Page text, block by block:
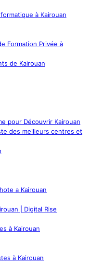
à Kairouan
Formation Privée à
de Kairouan
pour Découvrir Kairouan
des meilleurs centres et
a Kairouan
| Digital Rise
à Kairouan
à Kairouan